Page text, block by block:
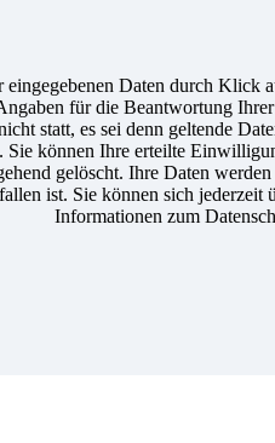
Daten durch Klick
für die Beantwortung
statt, es sei denn geltende
Sie können Ihre erteilte
gelöscht. Ihre Daten
ist. Sie können sich
Informationen zum